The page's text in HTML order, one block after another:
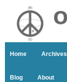
Home Archives
Blog About